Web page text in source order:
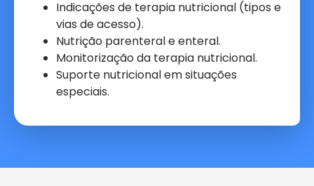
Indicações de terapia nutricional (tipos e
vias de acesso).
Nutrição parenteral e enteral.
Monitorização da terapia nutricional.
Suporte nutricional em situações
especiais.